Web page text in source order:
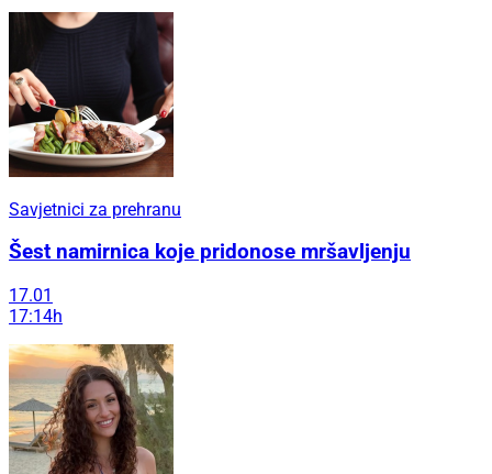
Savjetnici za prehranu
Šest namirnica koje pridonose mršavljenju
17.01
17:14h